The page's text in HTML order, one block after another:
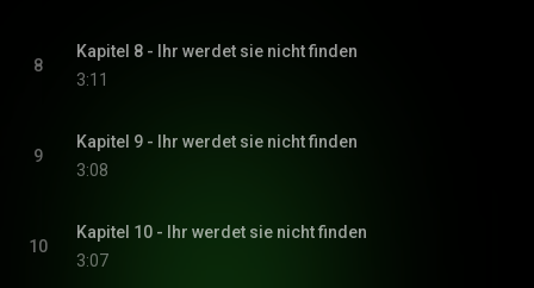
8
Kapitel 8 - Ihr werdet sie nicht finden
3:11
9
Kapitel 9 - Ihr werdet sie nicht finden
3:08
10
Kapitel 10 - Ihr werdet sie nicht finden
3:07